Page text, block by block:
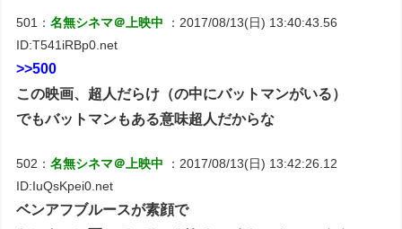
501：名無シネマ＠上映中
：2017/08/13(日) 13:40:43.56
ID:T541iRBp0.net
>>500
この映画、超人だらけ（の中にバットマンがいる）
でもバットマンもある意味超人だからな
502：名無シネマ＠上映中
：2017/08/13(日) 13:42:26.12
ID:IuQsKpei0.net
ベンアフブルースが素顔で